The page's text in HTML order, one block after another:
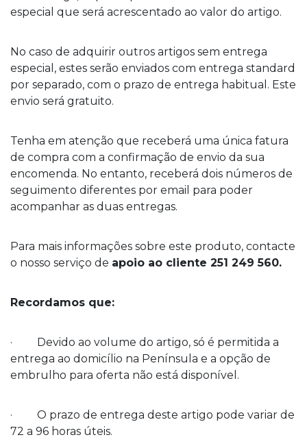
especial que será acrescentado ao valor do artigo.
No caso de adquirir outros artigos sem entrega
especial, estes serão enviados com entrega standard
por separado, com o prazo de entrega habitual. Este
envio será gratuito.
Tenha em atenção que receberá uma única fatura
de compra com a confirmação de envio da sua
encomenda. No entanto, receberá dois números de
seguimento diferentes por email para poder
acompanhar as duas entregas.
Para mais informações sobre este produto, contacte
o nosso serviço de apoio ao cliente 251 249 560.
Recordamos que:
· Devido ao volume do artigo, só é permitida a
entrega ao domicílio na Península e a opção de
embrulho para oferta não está disponível.
· O prazo de entrega deste artigo pode variar de
72 a 96 horas úteis.